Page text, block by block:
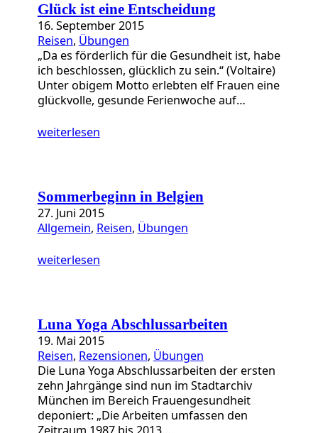
Glück ist eine Entscheidung
16. September 2015
Reisen, Übungen
„Da es förderlich für die Gesundheit ist, habe
ich beschlossen, glücklich zu sein.“ (Voltaire)
Unter obigem Motto erlebten elf Frauen eine
glückvolle, gesunde Ferienwoche auf…
weiterlesen
Sommerbeginn in Belgien
27. Juni 2015
Allgemein, Reisen, Übungen
weiterlesen
Luna Yoga Abschlussarbeiten
19. Mai 2015
Reisen, Rezensionen, Übungen
Die Luna Yoga Abschlussarbeiten der ersten
zehn Jahrgänge sind nun im Stadtarchiv
München im Bereich Frauengesundheit
deponiert: „Die Arbeiten umfassen den